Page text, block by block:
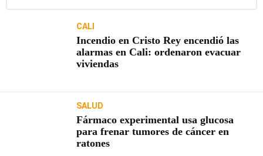
CALI
Incendio en Cristo Rey encendió las
alarmas en Cali: ordenaron evacuar
viviendas
SALUD
Fármaco experimental usa glucosa
para frenar tumores de cáncer en
ratones